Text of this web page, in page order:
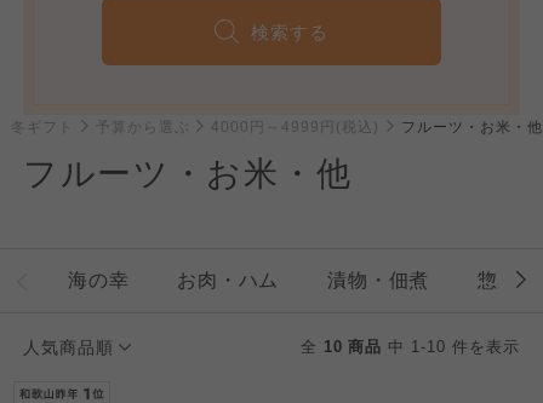
検索する
ギフト 予算から選ぶ 4000円～4999円(税込) フルーツ・お米・他
フルーツ・お米・他
海の幸 お肉・ハム 漬物・佃煮 惣菜
人気商品順 全 10 商品 中 1-10 件を表示